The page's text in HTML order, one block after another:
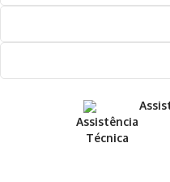
Assistência
Técnica